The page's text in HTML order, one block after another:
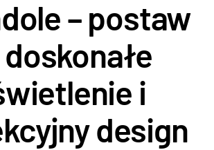
– postaw
i
design